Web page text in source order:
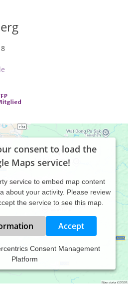
consent to load the
Maps service!
service to embed map content
about your activity. Please review
the service to see this map.
Accept
Consent Management
Platform und Gestalttherapie